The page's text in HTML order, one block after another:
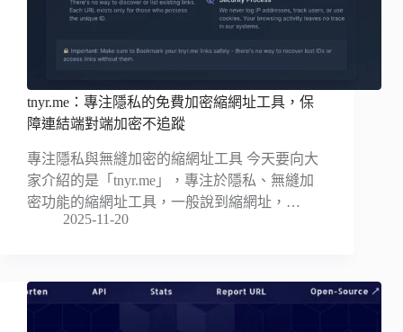
tnyr.me：專注隱私的免費加密縮網址工具，保
障連結端對端加密不追蹤
專注隱私與無縫加密的縮網址工具 今天要向大
家介紹的是「tnyr.me」，專注於隱私、無縫加
密功能的縮網址工具，一般說到縮網址，…
2025-11-20